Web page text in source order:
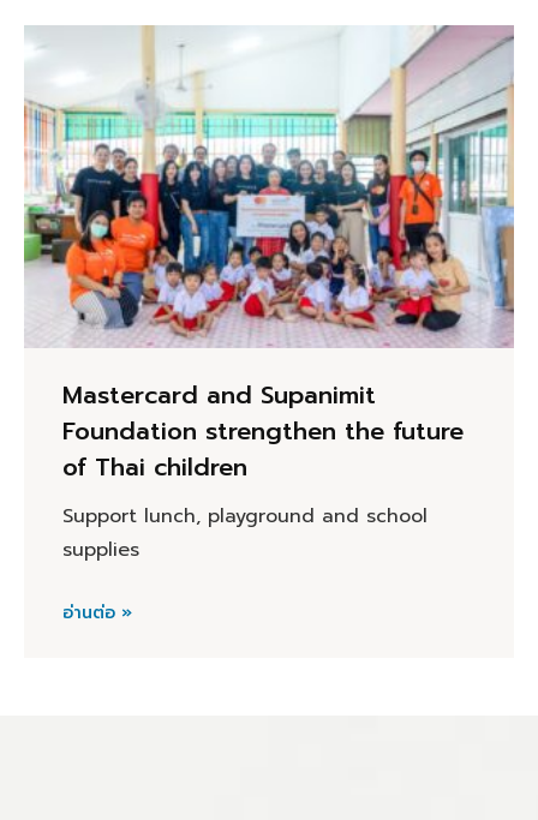
Mastercard and Supanimit
Foundation strengthen the future
of Thai children
Support lunch, playground and school
supplies
อ่านต่อ »